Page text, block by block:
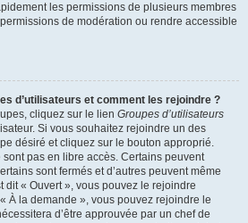
les permissions de plusieurs membres
de modération ou rendre accessible
d’utilisateurs et comment les rejoindre ?
cliquez sur le lien Groupes d’utilisateurs
Si vous souhaitez rejoindre un des
désiré et cliquez sur le bouton approprié.
pas en libre accès. Certains peuvent
sont fermés et d’autres peuvent même
dit « Ouvert », vous pouvez le rejoindre
À la demande », vous pouvez rejoindre le
d’être approuvée par un chef de